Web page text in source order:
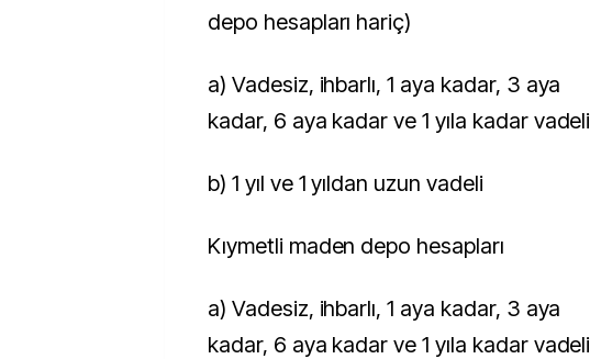
depo hesapları hariç)
a) Vadesiz, ihbarlı, 1 aya kadar, 3 aya
kadar, 6 aya kadar ve 1 yıla kadar vadeli
b) 1 yıl ve 1 yıldan uzun vadeli
Kıymetli maden depo hesapları
a) Vadesiz, ihbarlı, 1 aya kadar, 3 aya
kadar, 6 aya kadar ve 1 yıla kadar vadeli